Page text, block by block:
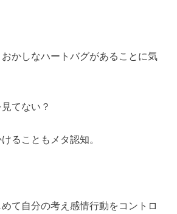
かしなハートバグがあることに気
てない？
ることもメタ認知。
て自分の考え感情行動をコントロ